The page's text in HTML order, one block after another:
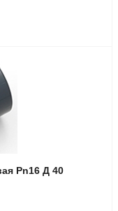
Pn16 Д 40